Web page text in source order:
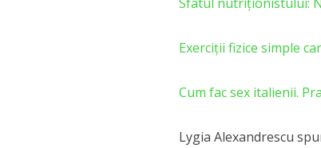
Exerciții fizice simple
Cum fac sex italienii.
Lygia Alexandrescu